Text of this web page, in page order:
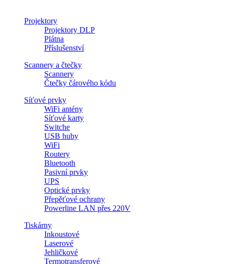
Projektory
Projektory DLP
Plátna
Příslušenství
Scannery a čtečky
Scannery
Čtečky čárového kódu
Síťové prvky
WiFi antény
Síťové karty
Switche
USB huby
WiFi
Routery
Bluetooth
Pasivní prvky
UPS
Optické prvky
Přepěťové ochrany
Powerline LAN přes 220V
Tiskárny
Inkoustové
Laserové
Jehličkové
Termotransferové